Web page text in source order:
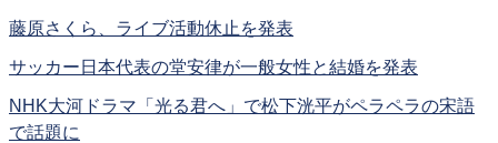
藤原さくら、ライブ活動休止を発表
サッカー日本代表の堂安律が一般女性と結婚を発表
NHK大河ドラマ「光る君へ」で松下洸平がペラペラの宋語
で話題に